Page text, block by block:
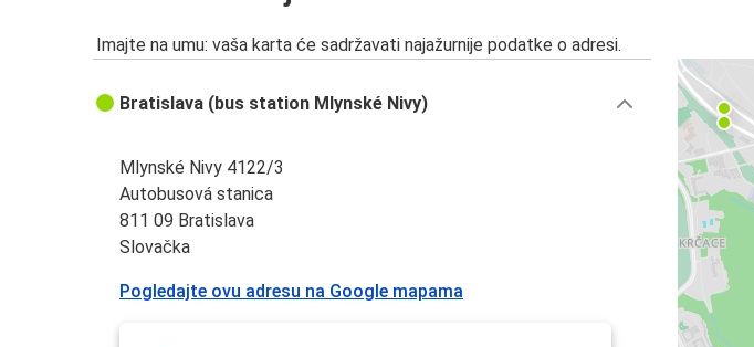
Imajte na umu: vaša karta će sadržavati najažurnije podatke o adresi.
Bratislava (bus station Mlynské Nivy)
Mlynské Nivy 4122/3
Autobusová stanica
811 09 Bratislava
Slovačka
Pogledajte ovu adresu na Google mapama